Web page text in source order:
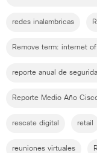
redes inalambricas
Remove term: internet
reporte anual de
Reporte Medio Año
rescate digital retail
reuniones virtuales